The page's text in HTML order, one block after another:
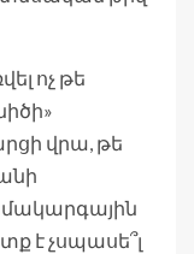
ոչ թե
վրա, թե
է չսպասե՞լ